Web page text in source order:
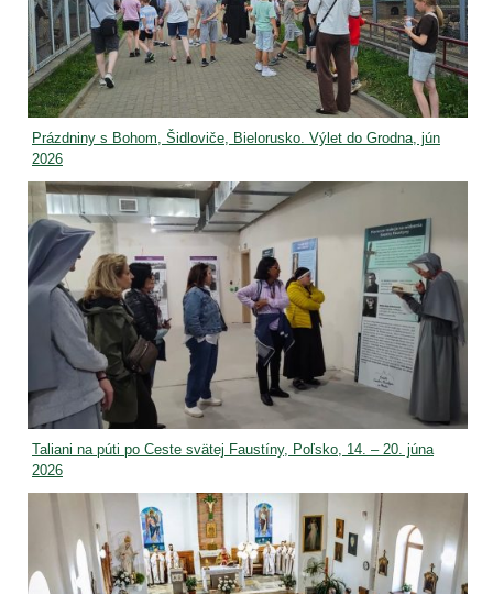
Prázdniny s Bohom, Šidloviče, Bielorusko. Výlet do Grodna, jún
2026
Taliani na púti po Ceste svätej Faustíny, Poľsko, 14. – 20. júna
2026